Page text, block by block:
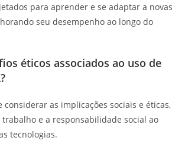
para aprender e se adaptar a novas
seu desempenho ao longo do
éticos associados ao uso de
considerar as implicações sociais e éticas,
e a responsabilidade social ao
tecnologias.